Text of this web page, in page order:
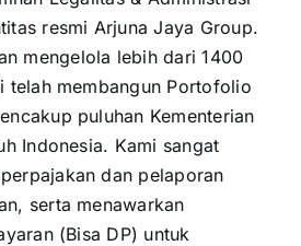
resmi Arjuna Jaya Group.
mengelola lebih dari 1400
telah membangun Portofolio
puluhan Kementerian
Indonesia. Kami sangat
dan pelaporan
serta menawarkan
(Bisa DP) untuk